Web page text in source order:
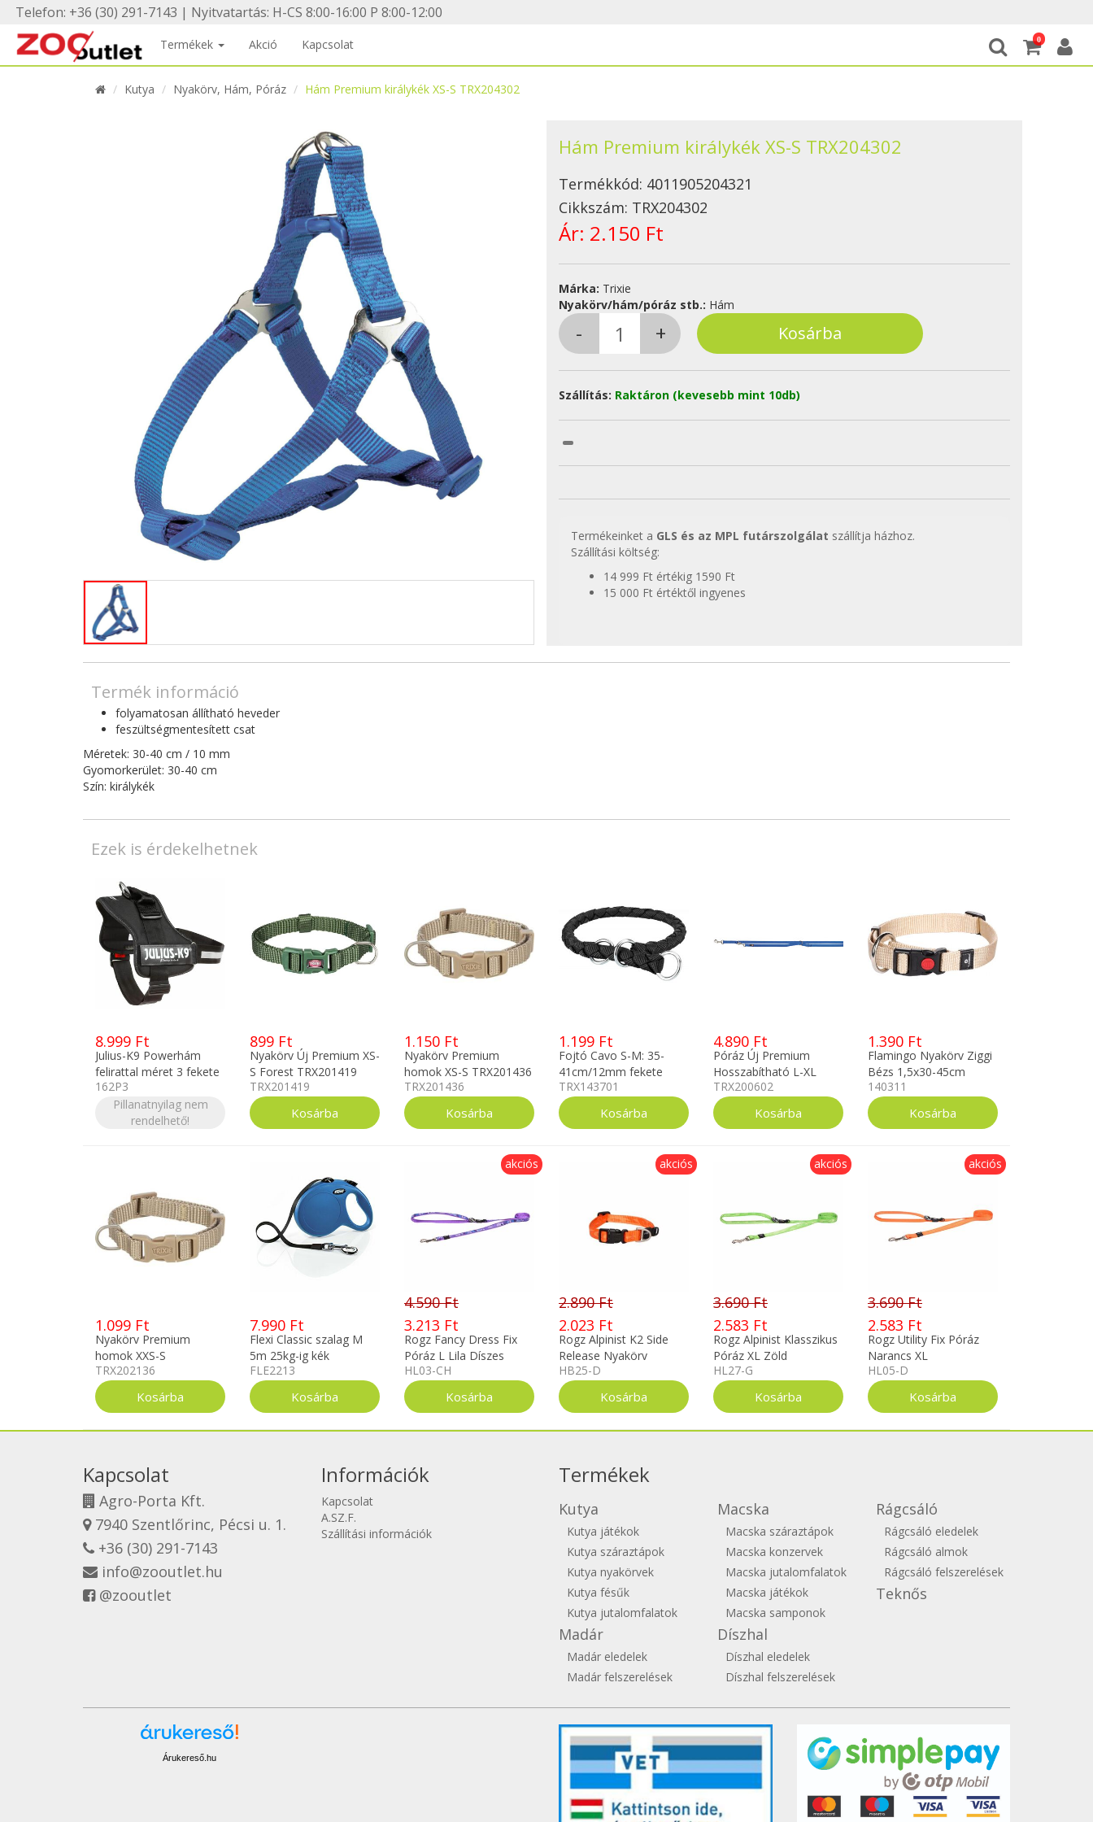
Telefon: +36 (30) 291-7143 | Nyitvatartás: H-CS 8:00-16:00 P 8:00-12:00
0
Termékek Akció Kapcsolat
Kutya Nyakörv, Hám, Póráz Hám Premium királykék XS-S TRX204302
Hám Premium királykék XS-S TRX204302
Termékkód: 4011905204321
Cikkszám: TRX204302
Ár: 2.150 Ft
Márka: Trixie
Nyakörv/hám/póráz stb.: Hám
Szállítás: Raktáron (kevesebb mint 10db)
Termékeinket a GLS és az MPL futárszolgálat szállítja házhoz.
Szállítási költség:
14 999 Ft értékig 1590 Ft
15 000 Ft értéktől ingyenes
Termék információ
folyamatosan állítható heveder
feszültségmentesített csat
Méretek: 30-40 cm / 10 mm
Gyomorkerület: 30-40 cm
Szín: királykék
Ezek is érdekelhetnek
8.999 Ft
Julius-K9 Powerhám
felirattal méret 3 fekete
162P3
Pillanatnyilag nem
rendelhető!
899 Ft
Nyakörv Új Premium XS-
S Forest TRX201419
TRX201419
1.150 Ft
Nyakörv Premium
homok XS-S TRX201436
TRX201436
1.199 Ft
Fojtó Cavo S-M: 35-
41cm/12mm fekete
TRX143701
TRX143701
4.890 Ft
Póráz Új Premium
Hosszabítható L-XL
2m/25mm királykék
TRX200602
TRX200602
1.390 Ft
Flamingo Nyakörv Ziggi
Bézs 1,5x30-45cm
5367038
140311
1.099 Ft
Nyakörv Premium
homok XXS-S
TRX202136
TRX202136
7.990 Ft
Flexi Classic szalag M
5m 25kg-ig kék
FLE2213
akciós
4.590 Ft
3.213 Ft
Rogz Fancy Dress Fix
Póráz L Lila Díszes
HL03-CH
akciós
2.890 Ft
2.023 Ft
Rogz Alpinist K2 Side
Release Nyakörv
Narancs L
HB25-D
akciós
3.690 Ft
2.583 Ft
Rogz Alpinist Klasszikus
Póráz XL Zöld
HL27-G
akciós
3.690 Ft
2.583 Ft
Rogz Utility Fix Póráz
Narancs XL
HL05-D
Kapcsolat
Agro-Porta Kft.
7940 Szentlőrinc, Pécsi u. 1.
+36 (30) 291-7143
info@zooutlet.hu
@zooutlet
Információk
Kapcsolat
A.SZ.F.
Szállítási információk
Termékek
Kutya
Kutya játékok
Kutya száraztápok
Kutya nyakörvek
Kutya fésűk
Kutya jutalomfalatok
Madár
Madár eledelek
Madár felszerelések
Macska
Macska száraztápok
Macska konzervek
Macska jutalomfalatok
Macska játékok
Macska samponok
Díszhal
Díszhal eledelek
Díszhal felszerelések
Rágcsáló
Rágcsáló eledelek
Rágcsáló almok
Rágcsáló felszerelések
Teknős
Árukereső.hu